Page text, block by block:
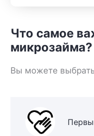
Что самое
микрозайма?
Вы можете